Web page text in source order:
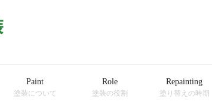
Paint
塗装について
Role
塗装の役割
Repainting
塗り替えの時期